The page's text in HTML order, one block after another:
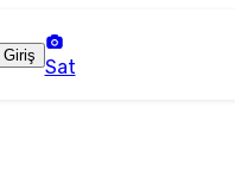
Giriş
Sat